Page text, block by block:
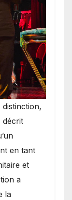
décrit
en tant
et
a
la